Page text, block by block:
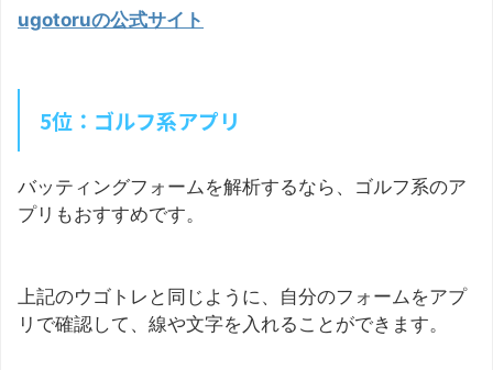
ugotoruの公式サイト
5位：ゴルフ系アプリ
バッティングフォームを解析するなら、ゴルフ系のア
プリもおすすめです。
上記のウゴトレと同じように、自分のフォームをアプ
リで確認して、線や文字を入れることができます。